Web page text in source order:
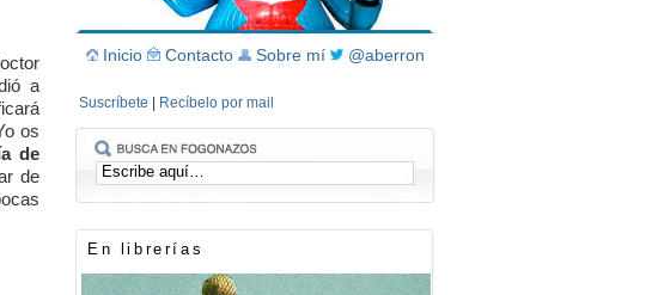
a
os
de
de
Inicio Contacto Sobre mí @aberron
Suscríbete Recíbelo por mail
En librerías